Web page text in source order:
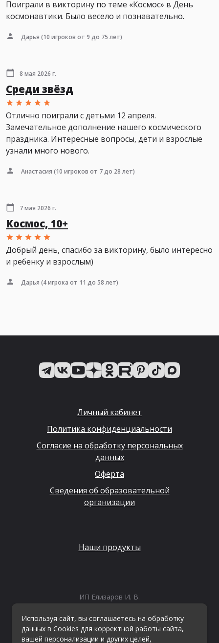
Поиграли в викторину по теме «Космос» в День
космонавтики. Было весело и познавательно.
Дарья (10 игроков от 9 до 75 лет)
8 мая 2026 г.
Среди звёзд
Отлично поиграли с детьми 12 апреля.
Замечательное дополнение нашего космического
праздника. Интересные вопросы, дети и взрослые
узнали много нового.
Анастасия (10 игроков от 7 до 28 лет)
7 мая 2026 г.
Космос, 10+
Добрый день, спасибо за викторину, было интересно
и ребенку и взрослым)
Дарья (4 игрока от 11 до 58 лет)
Личный кабинет
Политика конфиденциальности
Согласие на обработку персональных
данных
Оферта
Сведения об образовательной
организации
Наши продукты
ИП Елизаров И. В.
ОГРНИП: 315665800057162
Эл. почта:info@kvestiks.ru
Используя сайт, вы соглашаетесь на обработку
данных в Cookies для корректной работы сайта,
вашей персонализации и других целей,